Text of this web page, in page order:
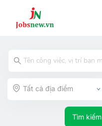
Tất cả địa điểm
Tìm kiếm